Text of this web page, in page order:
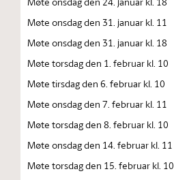
Møte onsdag den 31. januar kl. 11
Møte onsdag den 31. januar kl. 18
Møte torsdag den 1. februar kl. 10
Møte tirsdag den 6. februar kl. 10
Møte onsdag den 7. februar kl. 11
Møte torsdag den 8. februar kl. 10
Møte onsdag den 14. februar kl. 11
Møte torsdag den 15. februar kl. 10